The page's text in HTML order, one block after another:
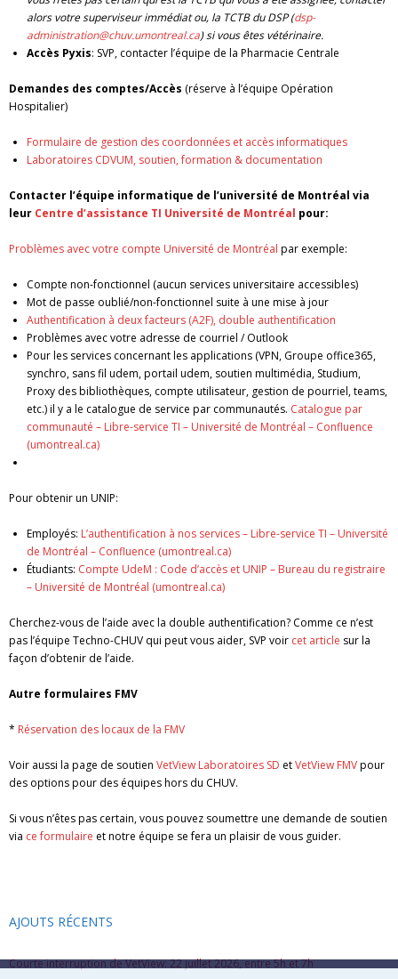
alors votre superviseur immédiat ou, la TCTB du DSP (dsp-
administration@chuv.umontreal.ca) si vous êtes vétérinaire.
Accès Pyxis: SVP, contacter l’équipe de la Pharmacie Centrale
Demandes des comptes/Accès (réserve à l’équipe Opération
Hospitalier)
Formulaire de gestion des coordonnées et accès informatiques
Laboratoires CDVUM, soutien, formation & documentation
Contacter l’équipe informatique de l’université de Montréal via
leur Centre d’assistance TI Université de Montréal pour:
Problèmes avec votre compte Université de Montréal par exemple:
Compte non-fonctionnel (aucun services universitaire accessibles)
Mot de passe oublié/non-fonctionnel suite à une mise à jour
Authentification à deux facteurs (A2F), double authentification
Problèmes avec votre adresse de courriel / Outlook
Pour les services concernant les applications (VPN, Groupe office365,
synchro, sans fil udem, portail udem, soutien multimédia, Studium,
Proxy des bibliothèques, compte utilisateur, gestion de pourriel, teams,
etc.) il y a le catalogue de service par communautés. Catalogue par
communauté – Libre-service TI – Université de Montréal – Confluence
(umontreal.ca)
Pour obtenir un UNIP:
Employés: L’authentification à nos services – Libre-service TI – Université
de Montréal – Confluence (umontreal.ca)
Étudiants: Compte UdeM : Code d’accès et UNIP – Bureau du registraire
– Université de Montréal (umontreal.ca)
Cherchez-vous de l’aide avec la double authentification? Comme ce n’est
pas l’équipe Techno-CHUV qui peut vous aider, SVP voir cet article sur la
façon d’obtenir de l’aide.
Autre formulaires FMV
* Réservation des locaux de la FMV
Voir aussi la page de soutien VetView Laboratoires SD etVetView FMVpour
des options pour des équipes hors du CHUV.
Si vous n’êtes pas certain, vous pouvez soumettre une demande de soutien
via ce formulaire et notre équipe se fera un plaisir de vous guider.
AJOUTS RÉCENTS
Courte interruption de VetView: 22 juillet 2026, entre 5h et 7h